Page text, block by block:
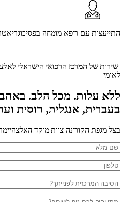
התייעצות עם רופא מומחה
שירות של המרכז הרפואי הישראלי
לאומי
ללא עלות. מכל הלב.
בעברית, אנגלית, רוסית
בצל מגפת הקורונה צוות מוקד